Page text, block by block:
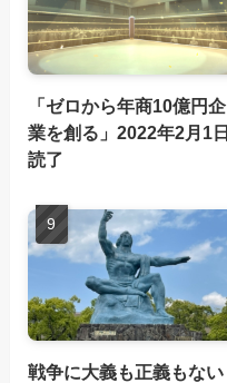
「ゼロから年商10億円企
業を創る」2022年2月1日
読了
戦争に大義も正義もない